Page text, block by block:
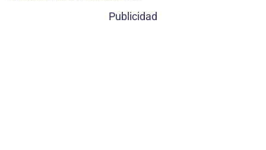
Publicidad